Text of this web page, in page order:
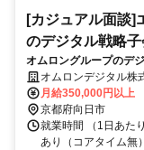
[カジュアル面談]
のデジタル戦略
オムロングループのデ
フラ(鉄道等)などの多
せ、カジュアル面談を
オムロンデジタル株
月給350,000円以上
京都府向日市
就業時間 （1日あた
あり（コアタイム無